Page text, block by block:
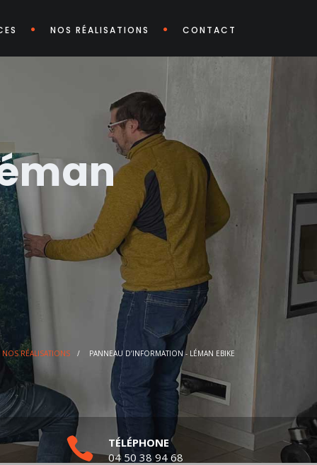
NOS RÉALISATIONS CONTACT
NOS RÉALISATIONS / PANNEAU D’INFORMATION - LÉMAN EBIKE
TÉLÉPHONE
04 50 38 94 68